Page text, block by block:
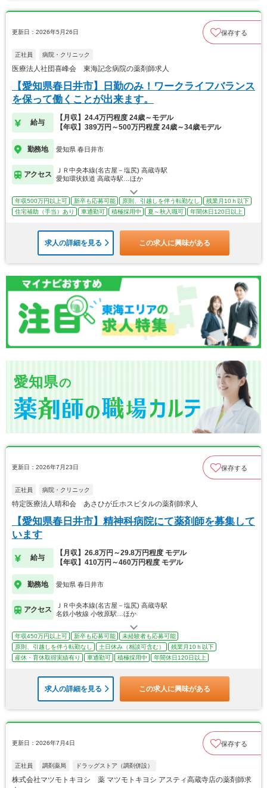
更新日：2026年5月26日 保存する
正社員 病院・クリニック
医療法人社団喜峰会 東海記念病院の薬剤師求人
【愛知県春日井市】日勤のみ！ワークライフバランス
を保って働くことが出来ます。
給与
【月収】24.4万円程度 24歳～モデル
【年収】389万円～500万円程度 24歳～34歳モデル
勤務地 愛知県 春日井市
アクセス
ＪＲ中央本線(名古屋－塩尻) 高蔵寺駅
愛知環状鉄道 高蔵寺駅…ほか
年収500万円以上可 新卒も応募可能 原則、引越しを伴う転勤なし
残業月10ｈ以下
住宅補助（手当）あり
車通勤可 積極採用中 夏～秋入職可 年間休日120日以上
求人の詳細を見る この求人に興味がある
愛知県の
更新日：2026年7月23日 保存する
正社員 病院・クリニック
特定医療法人晴和会 あさひが丘ホスピタルの薬剤師求人
【愛知県春日井市】精神科病院にて薬剤師を募集して
います
給与
【月収】26.8万円～29.8万円程度 モデル
【年収】410万円～460万円程度 モデル
勤務地 愛知県 春日井市
アクセス
ＪＲ中央本線(名古屋－塩尻) 高蔵寺駅
名鉄小牧線 小牧原駅…ほか
年収450万円以上可 新卒も応募可能
未経験者も応募可能
原則、引越しを伴う転勤なし
土日休み（相談可含む）
残業月10ｈ以下
産休・育休取得実績有り
車通勤可 積極採用中 年間休日120日以上
求人の詳細を見る この求人に興味がある
更新日：2026年7月4日 保存する
正社員 調剤薬局 ドラッグストア（調剤併設）
株式会社マツモトキヨシ 薬 マツモトキヨシ アスティ高蔵寺店の薬剤師求